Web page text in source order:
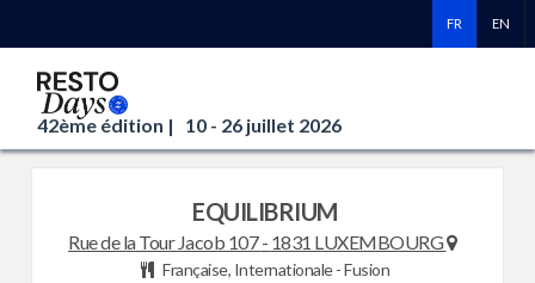
FR EN
42ème édition | 10 - 26 juillet 2026
EQUILIBRIUM
Rue de la Tour Jacob 107- 1831 LUXEMBOURG
Française, Internationale - Fusion